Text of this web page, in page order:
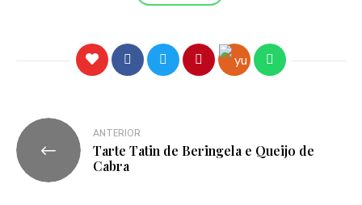
ANTERIOR
Tarte Tatin de Beringela e Queijo de
Cabra